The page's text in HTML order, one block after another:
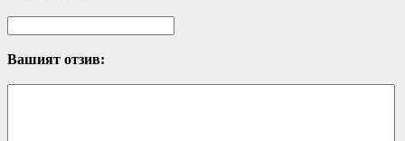
Вашият отзив: